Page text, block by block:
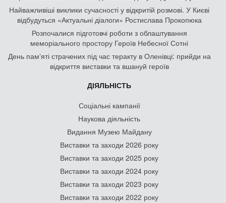
Найважливіші виклики сучасності у відкритій розмові. У Києві
відбудуться «Актуальні діалоги» Ростислава Прокопюка
Розпочалися підготовчі роботи з облаштування
меморіального простору Героїв Небесної Сотні
День памʼяті страчених під час теракту в Оленівці: прийди на
відкриття виставки та вшануй героїв
ДІЯЛЬНІСТЬ
Соціальні кампанії
Наукова діяльність
Видання Музею Майдану
Виставки та заходи 2026 року
Виставки та заходи 2025 року
Виставки та заходи 2024 року
Виставки та заходи 2023 року
Виставки та заходи 2022 року